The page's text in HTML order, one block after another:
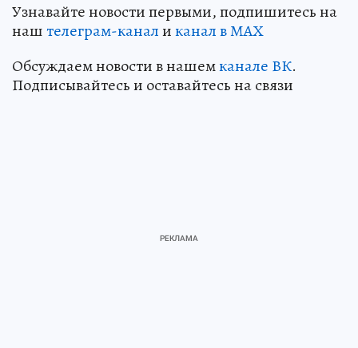
Узнавайте новости первыми, подпишитесь на
наштелеграм-каналиканал в МАХ
Обсуждаем новости в нашемканале ВК.
Подписывайтесь и оставайтесь на связи